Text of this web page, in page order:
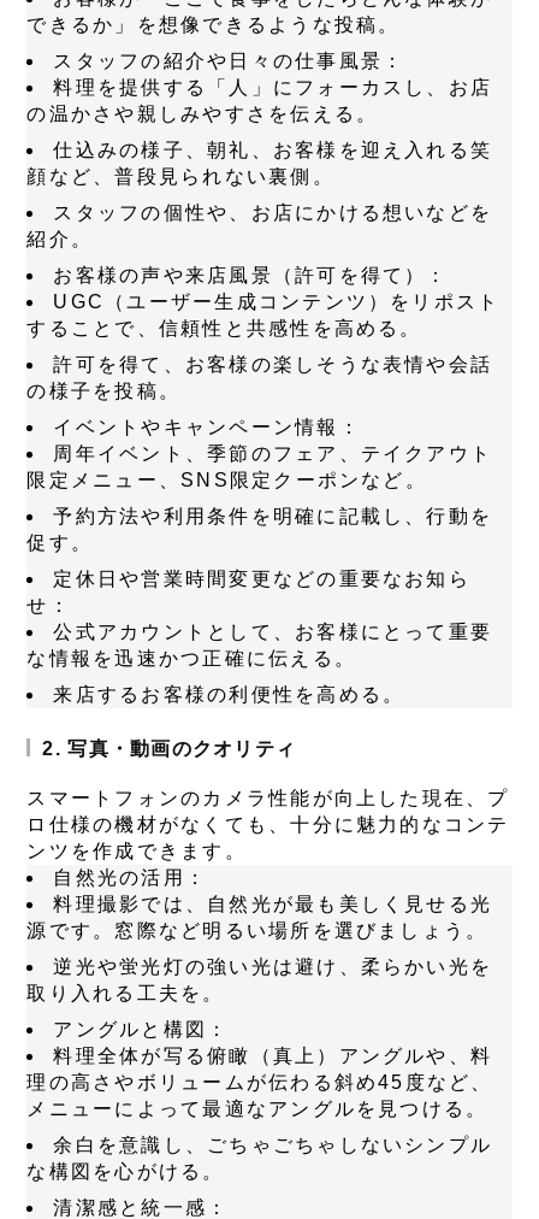
できるか」を想像できるような投稿。
スタッフの紹介や日々の仕事風景：
料理を提供する「人」にフォーカスし、お店
の温かさや親しみやすさを伝える。
仕込みの様子、朝礼、お客様を迎え入れる笑
顔など、普段見られない裏側。
スタッフの個性や、お店にかける想いなどを
紹介。
お客様の声や来店風景（許可を得て）：
UGC（ユーザー生成コンテンツ）をリポスト
することで、信頼性と共感性を高める。
許可を得て、お客様の楽しそうな表情や会話
の様子を投稿。
イベントやキャンペーン情報：
周年イベント、季節のフェア、テイクアウト
限定メニュー、SNS限定クーポンなど。
予約方法や利用条件を明確に記載し、行動を
促す。
定休日や営業時間変更などの重要なお知ら
せ：
公式アカウントとして、お客様にとって重要
な情報を迅速かつ正確に伝える。
来店するお客様の利便性を高める。
2. 写真・動画のクオリティ
スマートフォンのカメラ性能が向上した現在、プ
ロ仕様の機材がなくても、十分に魅力的なコンテ
ンツを作成できます。
自然光の活用：
料理撮影では、自然光が最も美しく見せる光
源です。窓際など明るい場所を選びましょう。
逆光や蛍光灯の強い光は避け、柔らかい光を
取り入れる工夫を。
アングルと構図：
料理全体が写る俯瞰（真上）アングルや、料
理の高さやボリュームが伝わる斜め45度など、
メニューによって最適なアングルを見つける。
余白を意識し、ごちゃごちゃしないシンプル
な構図を心がける。
清潔感と統一感：